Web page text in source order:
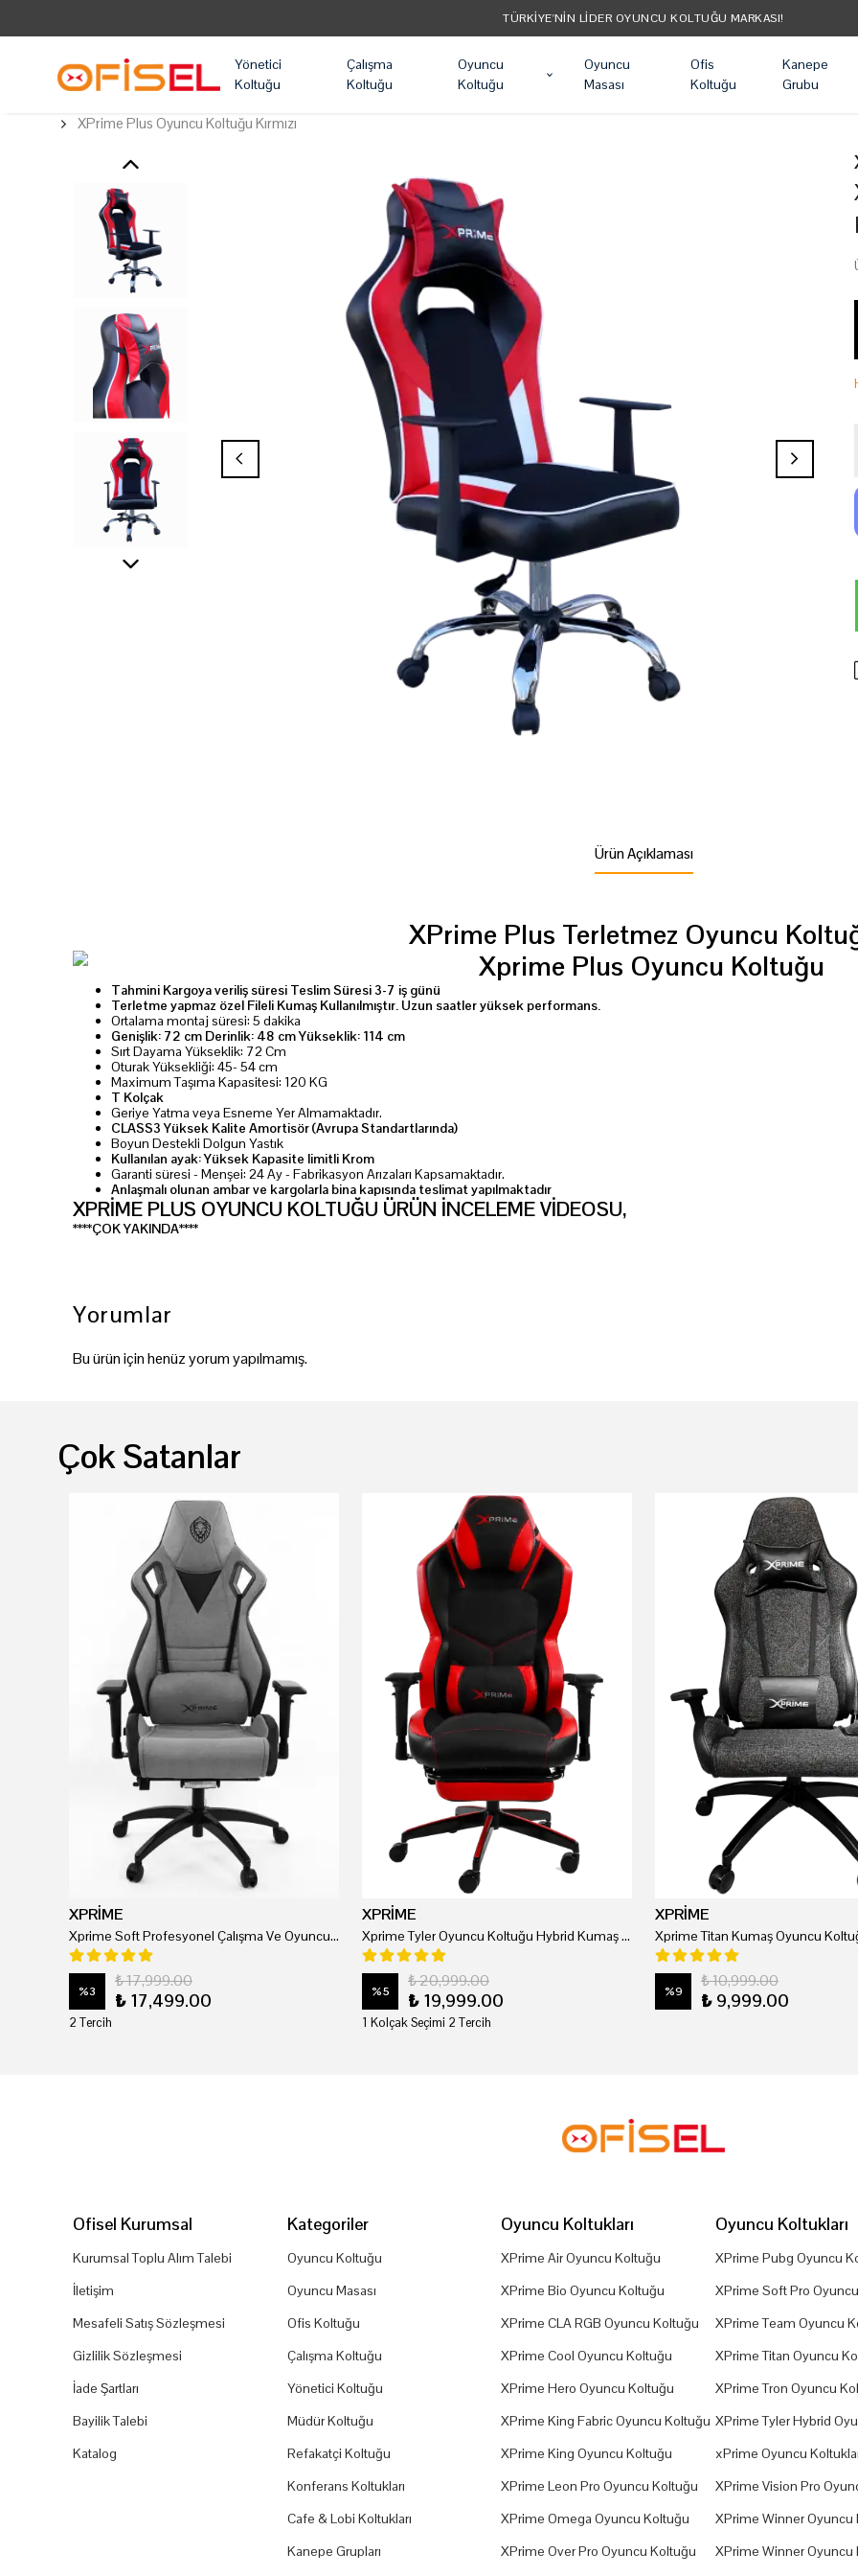
TÜRKIYE'NIN LIDER OYUNCU KOLTUĞU MARKASI!
Yönetici
Koltuğu
Çalışma
Koltuğu
Oyuncu
Koltuğu
Oyuncu
Masası
Ofis
Koltuğu
Kanepe
Grubu
XPrime Plus Oyuncu Koltuğu Kırmızı
Ürün Açıklaması
XPrime Plus Terletmez Oyuncu
Tahmini Kargoya veriliş süresi Teslim Süresi 3-7 iş günü
Terletme yapmaz özel Fileli Kumaş Kullanılmıştır. Uzun saatler yüksek performans.
Ortalama montaj süresi: 5 dakika
Genişlik: 72 cm Derinlik: 48 cm Yükseklik: 114 cm
Sırt Dayama Yükseklik: 72 Cm
Oturak Yüksekliği: 45- 54 cm
Maximum Taşıma Kapasitesi: 120 KG
T Kolçak
Geriye Yatma veya Esneme Yer Almamaktadır.
CLASS3 Yüksek Kalite Amortisör (Avrupa Standartlarında)
Boyun Destekli Dolgun Yastık
Kullanılan ayak: Yüksek Kapasite limitli Krom
Garanti süresi - Menşei: 24 Ay - Fabrikasyon Arızaları Kapsamaktadır.
Anlaşmalı olunan ambar ve kargolarla bina kapısında teslimat yapılmaktadır
XPRİME PLUS OYUNCU KOLTUĞU ÜRÜN İNCELEME VİDEOSU,
****ÇOK YAKINDA****
Yorumlar
Bu ürün için henüz yorum yapılmamış.
Çok Satanlar
XPRİME
Xprime Soft Profesyonel Çalışma Ve Oyuncu Koltuğu
%3
₺ 17,999.00
₺ 17,499.00
2 Tercih
XPRİME
Xprime Tyler Oyuncu Koltuğu Hybrid Kumaş Kırmızı
%5
₺ 20,999.00
₺ 19,999.00
1 Kolçak Seçimi 2 Tercih
XPRİME
Xprime Titan Kumaş Oyuncu
%9
₺ 10,999.00
₺ 9,999.00
Ofisel Kurumsal
Kurumsal Toplu Alım Talebi
İletişim
Mesafeli Satış Sözleşmesi
Gizlilik Sözleşmesi
İade Şartları
Bayilik Talebi
Katalog
Kategoriler
Oyuncu Koltuğu
Oyuncu Masası
Ofis Koltuğu
Çalışma Koltuğu
Yönetici Koltuğu
Müdür Koltuğu
Refakatçi Koltuğu
Konferans Koltukları
Cafe & Lobi Koltukları
Kanepe Grupları
Oyuncu Koltukları
XPrime Air Oyuncu Koltuğu
XPrime Bio Oyuncu Koltuğu
XPrime CLA RGB Oyuncu Koltuğu
XPrime Cool Oyuncu Koltuğu
XPrime Hero Oyuncu Koltuğu
XPrime King Fabric Oyuncu Koltuğu
XPrime King Oyuncu Koltuğu
XPrime Leon Pro Oyuncu Koltuğu
XPrime Omega Oyuncu Koltuğu
XPrime Over Pro Oyuncu Koltuğu
Oyuncu Koltukları
XPrime Pubg Oyuncu
XPrime Soft Pro
XPrime Team Oyuncu
XPrime Titan Oyuncu
XPrime Tron Oyuncu
XPrime Tyler Hybrid
xPrime Oyuncu
XPrime Vision Pro
XPrime Winner Oyuncu
XPrime Winner Oyuncu